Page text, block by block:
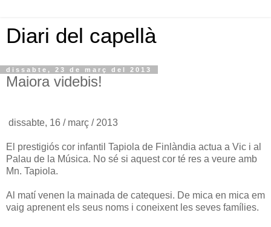
Diari del capellà
dissabte, 23 de març del 2013
Maiora videbis!
dissabte, 16 / març / 2013
El prestigiós cor infantil Tapiola de Finlàndia actua a Vic i al
Palau de la Música. No sé si aquest cor té res a veure amb
Mn. Tapiola.
Al matí venen la mainada de catequesi. De mica en mica em
vaig aprenent els seus noms i coneixent les seves famílies.